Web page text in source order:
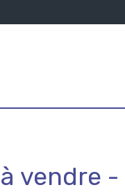
vendre -